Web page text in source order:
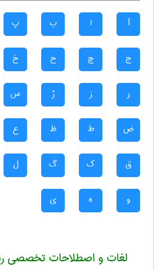
آ ا ب پ
ج چ ح خ
ر ز ژ س
ض ط ظ ع
ق ک گ ل
و ه ی
لغات و اصطلاحات تخصصی